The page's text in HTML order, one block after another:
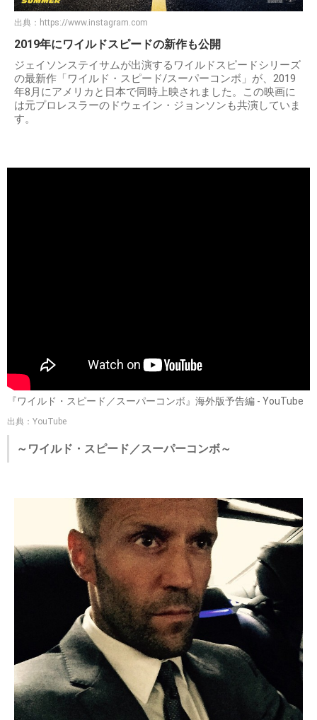
出典： https://www.instagram.com
2019年にワイルドスピードの新作も公開
ジェイソンステイサムが出演するワイルドスピードシリーズ
の最新作「ワイルド・スピード/スーパーコンボ」が、2019
年8月にアメリカと日本で同時上映されました。この映画に
は元プロレスラーのドウェイン・ジョンソンも共演していま
す。
『ワイルド・スピード／スーパーコンボ』海外版予告編 - YouTube
出典：YouTube
～ワイルド・スピード／スーパーコンボ～